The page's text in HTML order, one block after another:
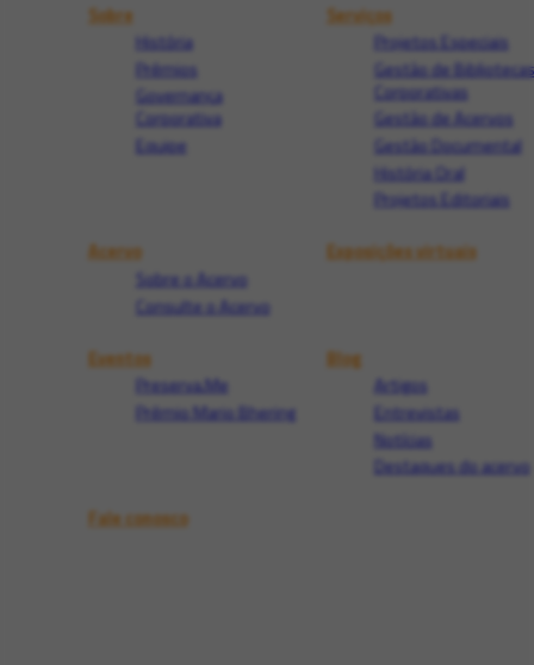
Sobre
História
Prêmios
Governança
Corporativa
Equipe
Serviços
Projetos Especiais
Gestão de Bibliotecas
Corporativas
Gestão de Acervos
Gestão Documental
História Oral
Projetos Editoriais
Acervo
Sobre o Acervo
Consulte o Acervo
Exposições virtuais
Eventos
Preserva.Me
Prêmio Mario Bhering
Blog
Artigos
Entrevistas
Notícias
Destaques do acervo
Fale conosco